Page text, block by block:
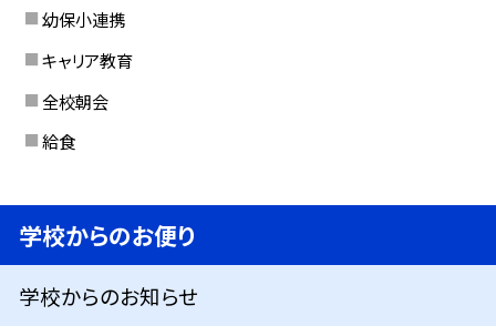
幼保小連携
キャリア教育
全校朝会
給食
学校からのお便り
学校からのお知らせ